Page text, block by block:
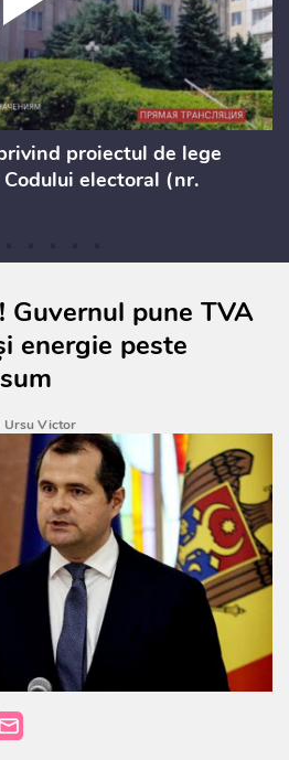
proiectul de lege
electoral (nr.
Guvernul pune TVA
energie peste
Ursu Victor